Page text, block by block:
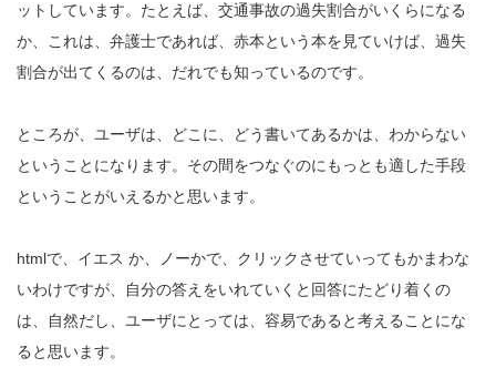
ットしています。たとえば、交通事故の過失割合がいくらになる
か、これは、弁護士であれば、赤本という本を見ていけば、過失
割合が出てくるのは、だれでも知っているのです。
ところが、ユーザは、どこに、どう書いてあるかは、わからない
ということになります。その間をつなぐのにもっとも適した手段
ということがいえるかと思います。
htmlで、イエス か、ノーかで、クリックさせていってもかまわな
いわけですが、自分の答えをいれていくと回答にたどり着くの
は、自然だし、ユーザにとっては、容易であると考えることにな
ると思います。